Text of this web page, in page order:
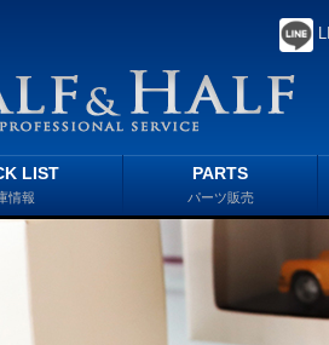
LIST
情報
PARTS
パーツ販売